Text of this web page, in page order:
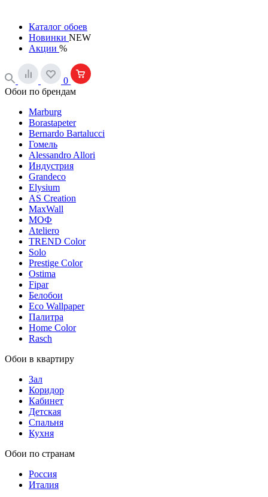
Каталог обоев
Новинки NEW
Акции %
0
Обои по брендам
Marburg
Borastapeter
Bernardo Bartalucci
Гомель
Alessandro Allori
Индустрия
Grandeco
Elysium
AS Creation
MaxWall
МОФ
Ateliero
TREND Color
Solo
Prestige Color
Ostima
Fipar
Белобои
Eco Wallpaper
Палитра
Home Color
Rasch
Обои в квартиру
Зал
Коридор
Кабинет
Детская
Спальня
Кухня
Обои по странам
Россия
Италия